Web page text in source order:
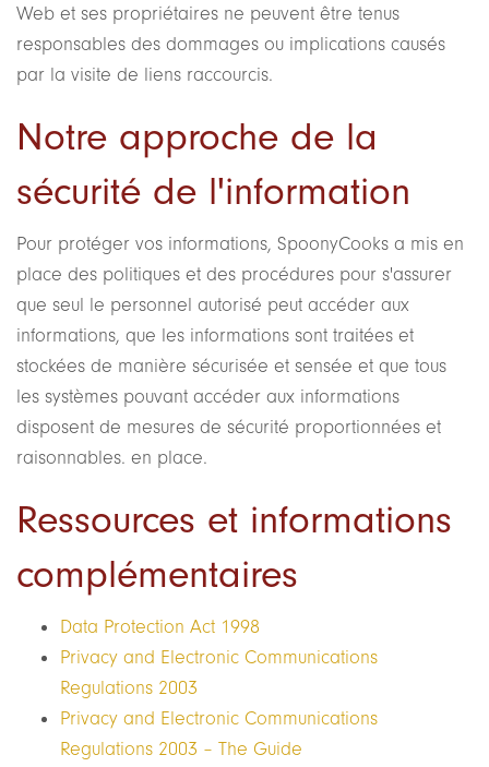
Web et ses propriétaires ne peuvent être tenus
responsables des dommages ou implications causés
par la visite de liens raccourcis.
Notre approche de la
sécurité de l'information
Pour protéger vos informations, SpoonyCooks a mis en
place des politiques et des procédures pour s'assurer
que seul le personnel autorisé peut accéder aux
informations, que les informations sont traitées et
stockées de manière sécurisée et sensée et que tous
les systèmes pouvant accéder aux informations
disposent de mesures de sécurité proportionnées et
raisonnables. en place.
Ressources et informations
complémentaires
Data Protection Act 1998
Privacy and Electronic Communications
Regulations 2003
Privacy and Electronic Communications
Regulations 2003 – The Guide